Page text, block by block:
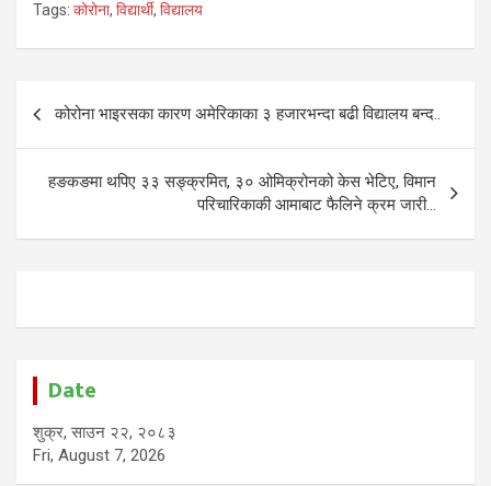
Tags: कोरोना, विद्यार्थी, विद्यालय
Post
navigation
कोरोना भाइरसका कारण अमेरिकाका ३ हजारभन्दा बढी विद्यालय बन्द..
हङकङमा थपिए ३३ सङ्क्रमित, ३० ओमिक्रोनको केस भेटिए, विमान
परिचारिकाकी आमाबाट फैलिने क्रम जारी…
Date
शुक्र, साउन २२, २०८३
Fri, August 7, 2026